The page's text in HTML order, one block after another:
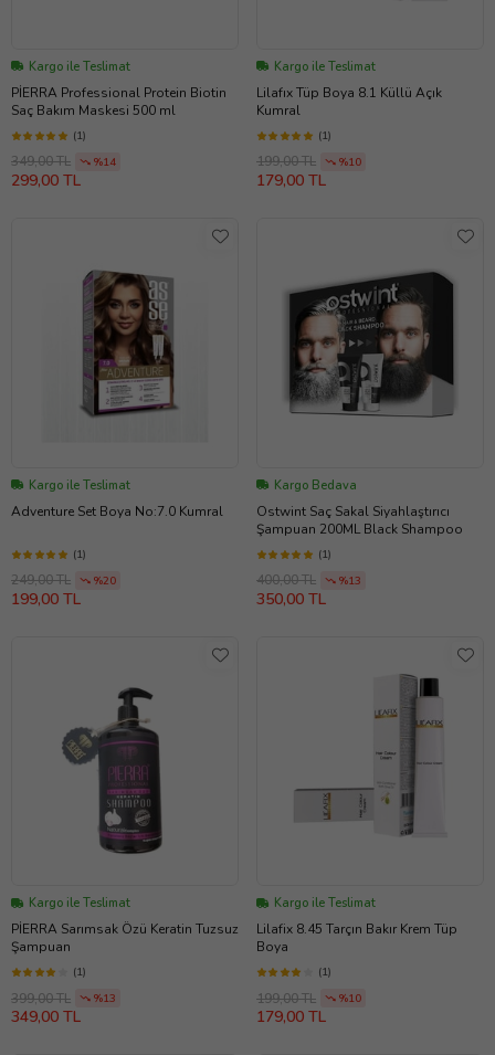
Kargo ile Teslimat
PİERRA Professional Protein Biotin
Saç Bakım Maskesi 500 ml
(1)
349,00 TL %14
299,00 TL
Kargo ile Teslimat
Lilafıx Tüp Boya 8.1 Küllü Açık
Kumral
(1)
199,00 TL %10
179,00 TL
Kargo ile Teslimat
Adventure Set Boya No:7.0 Kumral
(1)
249,00 TL %20
199,00 TL
Kargo Bedava
Ostwint Saç Sakal Siyahlaştırıcı
Şampuan 200ML Black Shampoo
(1)
400,00 TL %13
350,00 TL
Kargo ile Teslimat
PİERRA Sarımsak Özü Keratin Tuzsuz
Şampuan
(1)
399,00 TL %13
349,00 TL
Kargo ile Teslimat
Lilafix 8.45 Tarçın Bakır Krem Tüp
Boya
(1)
199,00 TL %10
179,00 TL